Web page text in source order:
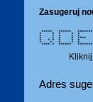
Zasugeruj
***** ******
* * * *
* * * *
* * * *
* * * * *
* * * *
**** * ******
Adres